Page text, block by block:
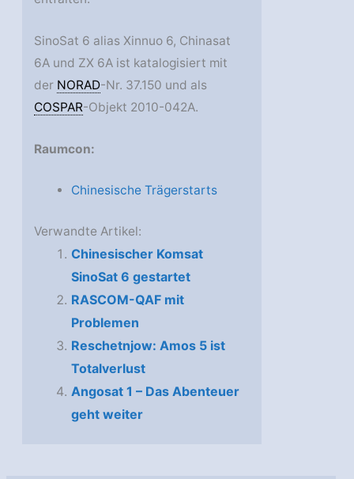
SinoSat 6 alias Xinnuo 6, Chinasat
6A und ZX 6A ist katalogisiert mit
der NORAD-Nr. 37.150 und als
COSPAR-Objekt 2010-042A.
Raumcon:
Chinesische Trägerstarts
Verwandte Artikel:
Chinesischer Komsat
SinoSat 6 gestartet
RASCOM-QAF mit
Problemen
Reschetnjow: Amos 5 ist
Totalverlust
Angosat 1 – Das Abenteuer
geht weiter